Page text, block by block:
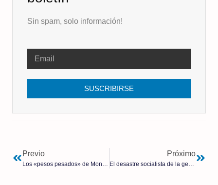
Sin spam, solo información!
SUSCRIBIRSE
Previo Próximo